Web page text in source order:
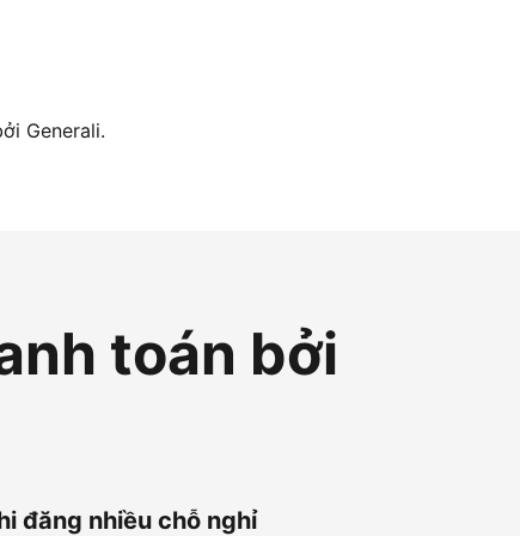
Generali.
toán bởi
đăng nhiều chỗ nghỉ